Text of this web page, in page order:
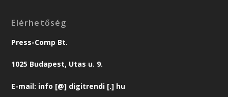
Elérhetőség
Press-Comp Bt.
1025 Budapest, Utas u. 9.
E-mail: info [@] digitrendi [.] hu